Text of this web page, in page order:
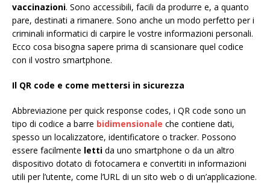
vaccinazioni. Sono accessibili, facili da produrre e, a quanto
pare, destinati a rimanere. Sono anche un modo perfetto per i
criminali informatici di carpire le vostre informazioni personali.
Ecco cosa bisogna sapere prima di scansionare quel codice
con il vostro smartphone.
Il QR code e come mettersi in sicurezza
Abbreviazione per quick response codes, i QR code sono un
tipo di codice a barre bidimensionale che contiene dati,
spesso un localizzatore, identificatore o tracker. Possono
essere facilmente letti da uno smartphone o da un altro
dispositivo dotato di fotocamera e convertiti in informazioni
utili per l’utente, come l’URL di un sito web o di un’applicazione.